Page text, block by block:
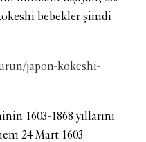
bebekler şimdi
japon-kokeshi-
1603-1868 yıllarını
24 Mart 1603